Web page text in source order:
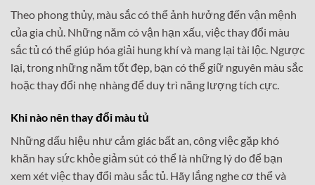
Theo phong thủy, màu sắc có thể ảnh hưởng đến vận mệnh
của gia chủ. Những năm có vận hạn xấu, việc thay đổi màu
sắc tủ có thể giúp hóa giải hung khí và mang lại tài lộc. Ngược
lại, trong những năm tốt đẹp, bạn có thể giữ nguyên màu sắc
hoặc thay đổi nhẹ nhàng để duy trì năng lượng tích cực.
Khi nào nên thay đổi màu tủ
Những dấu hiệu như cảm giác bất an, công việc gặp khó
khăn hay sức khỏe giảm sút có thể là những lý do để bạn
xem xét việc thay đổi màu sắc tủ. Hãy lắng nghe cơ thể và